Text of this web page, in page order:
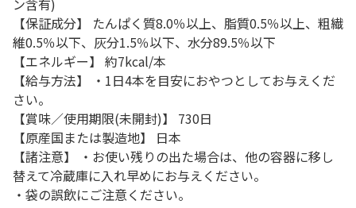
ン含有)
【保証成分】 たんぱく質8.0％以上、脂質0.5％以上、粗繊
維0.5％以下、灰分1.5％以下、水分89.5％以下
【エネルギー】 約7kcal/本
【給与方法】 ・1日4本を目安におやつとしてお与えくだ
さい。
【賞味／使用期限(未開封)】 730日
【原産国または製造地】 日本
【諸注意】 ・お使い残りの出た場合は、他の容器に移し
替えて冷蔵庫に入れ早めにお与えください。
・袋の誤飲にご注意ください。